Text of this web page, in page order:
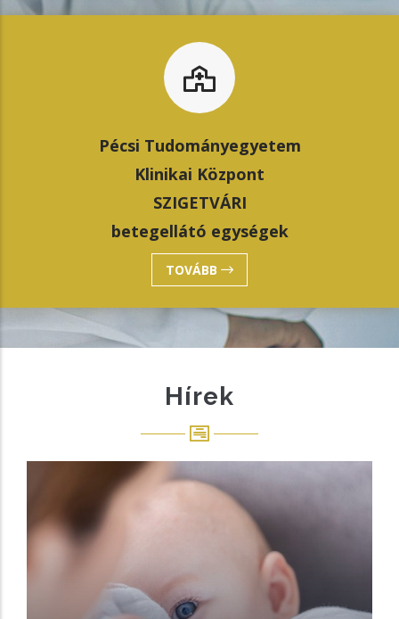
Pécsi Tudományegyetem
Klinikai Központ
SZIGETVÁRI
betegellátó egységek
TOVÁBB
Hírek